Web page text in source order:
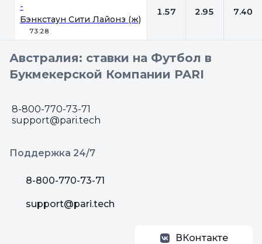
-
Бэнкстаун Сити Лайонз (ж)
73:28
1.57 2.95 7.40
Австралия: ставки на Футбол в
Букмекерской Компании PARI
8-800-770-73-71
support@pari.tech
Поддержка 24/7
8-800-770-73-71
support@pari.tech
ВКонтакте